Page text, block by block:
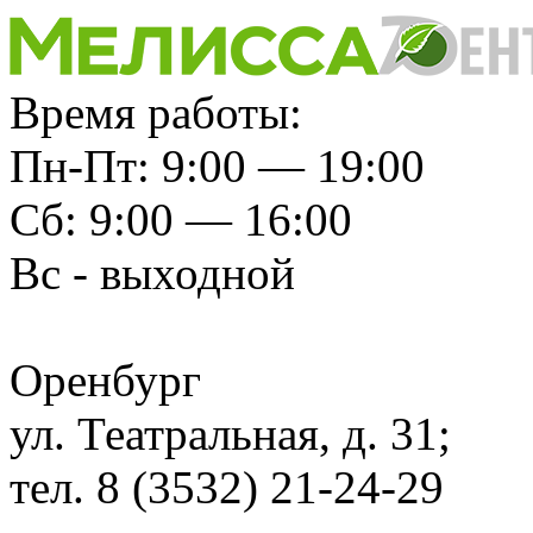
Время работы:
Пн-Пт: 9:00 — 19:00
Сб: 9:00 — 16:00
Вс - выходной
Оренбург
ул. Театральная, д. 31;
тел. 8 (3532) 21-24-29